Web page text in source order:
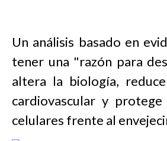
Un análisis basado en
tener una "razón para
altera la biología,
cardiovascular y
celulares frente al